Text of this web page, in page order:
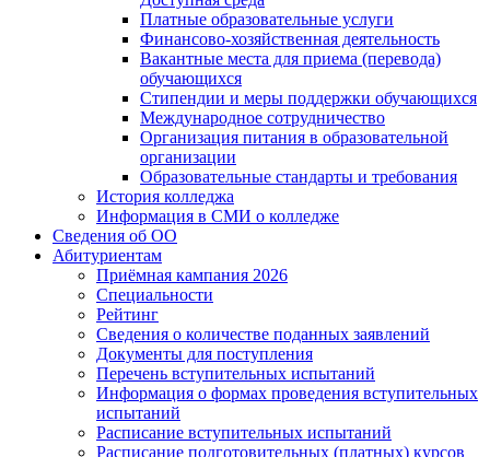
Платные образовательные услуги
Финансово-хозяйственная деятельность
Вакантные места для приема (перевода)
обучающихся
Стипендии и меры поддержки обучающихся
Международное сотрудничество
Организация питания в образовательной
организации
Образовательные стандарты и требования
История колледжа
Информация в СМИ о колледже
Сведения об ОО
Абитуриентам
Приёмная кампания 2026
Специальности
Рейтинг
Сведения о количестве поданных заявлений
Документы для поступления
Перечень вступительных испытаний
Информация о формах проведения вступительных
испытаний
Расписание вступительных испытаний
Расписание подготовительных (платных) курсов